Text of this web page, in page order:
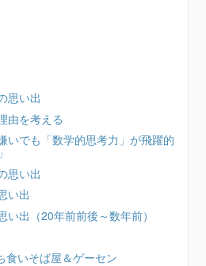
思い出
由を考える
でも「数学的思考力」が飛躍的
思い出
い出
い出（20年前前後～数年前）
食いそば屋＆ゲーセン